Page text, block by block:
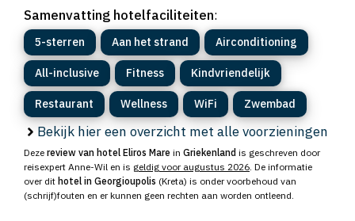
Samenvatting hotelfaciliteiten:
5-sterren Aan het strand Airconditioning
All-inclusive Fitness Kindvriendelijk
Restaurant Wellness WiFi Zwembad
Bekijk hier een overzicht met alle voorzieningen
Deze review van hotel Eliros Mare in Griekenland is geschreven door
reisexpert Anne-Wil en is geldig voor augustus 2026. De informatie
over dit hotel in Georgioupolis (Kreta) is onder voorbehoud van
(schrijf)fouten en er kunnen geen rechten aan worden ontleend.